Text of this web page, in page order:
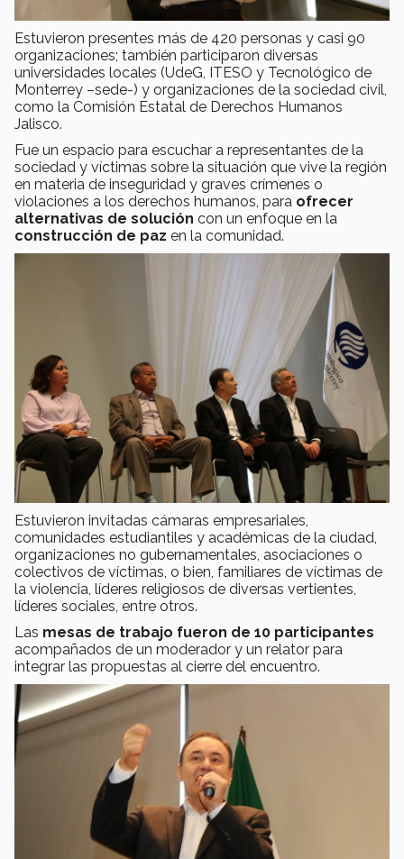
Estuvieron presentes más de 420 personas y casi 90
organizaciones; también participaron diversas
universidades locales (UdeG, ITESO y Tecnológico de
Monterrey –sede-) y organizaciones de la sociedad civil,
como la Comisión Estatal de Derechos Humanos
Jalisco.
Fue un espacio para escuchar a representantes de la
sociedad y víctimas sobre la situación que vive la región
en materia de inseguridad y graves crímenes o
violaciones a los derechos humanos, para ofrecer
alternativas de solución con un enfoque en la
construcción de paz en la comunidad.
Estuvieron invitadas cámaras empresariales,
comunidades estudiantiles y académicas de la ciudad,
organizaciones no gubernamentales, asociaciones o
colectivos de víctimas, o bien, familiares de víctimas de
la violencia, líderes religiosos de diversas vertientes,
líderes sociales, entre otros.
Las mesas de trabajo fueron de 10 participantes
acompañados de un moderador y un relator para
integrar las propuestas al cierre del encuentro.